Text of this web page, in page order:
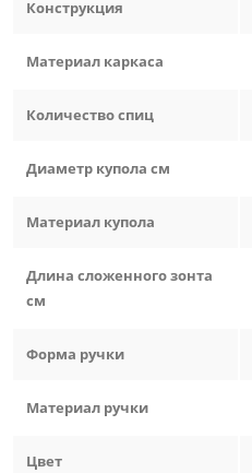
Конструкция
Материал каркаса
Количество спиц
Диаметр купола см
Материал купола
Длина сложенного зонта
см
Форма ручки
Материал ручки
Цвет